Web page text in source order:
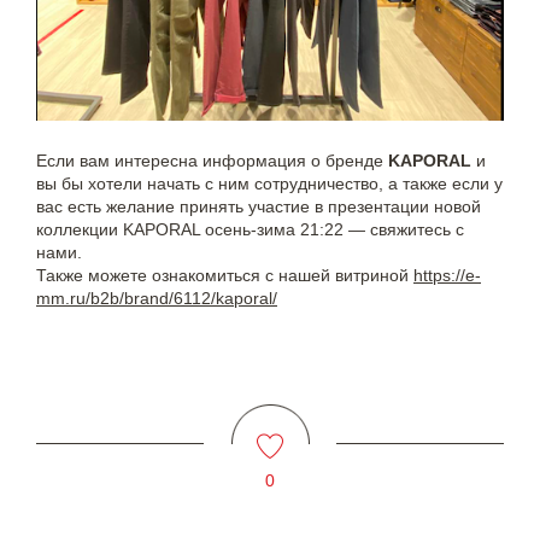
Если вам интересна информация о бренде KAPORAL и
вы бы хотели начать с ним сотрудничество, а также если у
вас есть желание принять участие в презентации новой
коллекции KAPORAL осень-зима 21:22 — свяжитесь с
нами.
Также можете ознакомиться с нашей витриной https://e-
mm.ru/b2b/brand/6112/kaporal/
0